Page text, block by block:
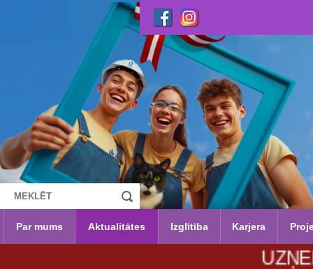
Par mums Aktualitātes Izglītība Karjera